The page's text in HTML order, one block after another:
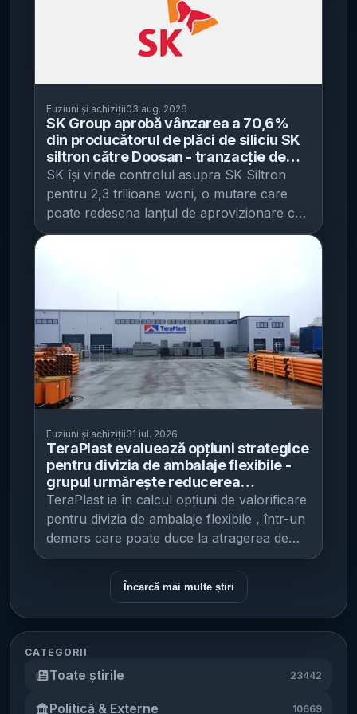
Wilson, este cunoscută pentru titluri
precum „The Sims”, „Battlefield” și seria
infrastructurii și resurselor celor două
companii. Integrarea urmărește extinderea
acoperirii naționale și creșterea eficienței
spun că vor comunica pe parcurs
calendarul de integrare și eventualele
modificări pentru clienți, pe măsură ce
procesul avansează. Ce aduc în „noua
companie” cele două rețele Sameday
operează în România, Ungaria și Bulgaria și
oferă livrare door-to-door, plus livrare
de angajați și parteneri, alături de o
infrastructură digitală integrată. Cargus, cu
peste 30 de ani pe piața locală, are peste
2.600 de angajați și colaboratori și
operează atât livrări la domiciliu, cât și
servicii out-of-home (livrare în afara
peste 2.000 de puncte la nivel național
(puncte partenere și lockere). Compania
operează cinci centre naționale de sortare,
două depozite gateway și 36 de depozite în
România, precum și un hub transfrontalier
în Polonia pentru curierat internațional.[...]
Unirea a raportat o pierdere netă de 236,7
milioane de lei, cu 18% peste nivelul din
2024. Compania este pe pierdere începând
bilanț, datoriile totale au ajuns la 1,8
miliarde de lei în 2025, în creștere cu 8%
față de 2024. La nivel operațional,
compania a avut un număr mediu de 3.787
de salariați în 2025, cu 16 mai mulți decât în
anul anterior. Consolidare prin fuziuni
intragrup înainte de vânzare În paralel cu
pregătirea tranzacției, Centrul Medical
Unirea a trecut printr-un proces de
mamă. La 31 decembrie 2023, ora 23:59, au
produs efecte juridice și contabile fuziunea
prin absorbție dintre Centrul Medical
Unirea (societate absorbantă) și opt firme
din grup: Biostandard 2007 Biostandard
Centrul Medical Bucovina Clinica Someșan
Diamed Serv Endodigest Medvil PST
Policlinica CMB Societățile absorbite au
fost dizolvate fără lichidare și radiate din
Registrul Comerțului, iar Centrul Medical
Unirea a preluat toate activele și pasivele
acestora. Un proces similar a avut loc la 31
decembrie 2022, ora 23:59, când Centrul
Medical Unirea a absorbit nouă societăți din
rețeaua privată Regina Maria (la care era
unic asociat) și RM Healthcare
Investments, care deținuse compania.
mai mare fuziune intragrup din medicina
privată în 2022. În documentele de fuziune
International (RBI) a trecut de nivelul minim
necesar pentru a prelua controlul, însă
tranzacția nu este încă „închisă” din punct
lansată la 14 mai 2026, vizează preluarea
controlului Addiko Bank în baza Legii
austriece privind ofertele publice de
preluare și era condiționată de obținerea
acceptării pentru mai mult de 55% din
acțiuni. Până la termenul limită din 29 iulie
2026, RBI a obținut acceptări pentru
56,16% din titluri. Ce urmează: condiții până
în 14 mai 2027 și o „fereastră” pentru
că închiderea ofertei depinde de
îndeplinirea unor condiții până la 14 mai
2027. Dacă acestea sunt îndeplinite, RBI va
deține peste 55% din capitalul social al
Addiko. Pentru acționarii care nu au
acceptat oferta, există o perioadă de grație
până pe 3 noiembrie 2026 pentru a o face.
Evaluare și aprobări de reglementare
Tranzacția evaluează Addiko la 517
milioane de euro (aprox. 2,6 miliarde lei) și
trebuie aprobată de autoritățile de
reglementare, un pas care poate influența
calendarul și condițiile finale ale preluării.
Context: originea Addiko și expansiunea în
sud-estul Europei Addiko a fost creată ca
„bancă viabilă” după salvarea din 2009 a
Hypo Alpe Adria Bank, intervenție care,
potrivit aceleiași surse, a costat
contribuabilii 5,5 miliarde de euro (aprox.
27,5 miliarde lei). Ulterior, banca s-a extins
Fuziuni și achiziții03 aug. 2026
SK Group aprobă vânzarea a 70,6%
din producătorul de plăci de siliciu SK
siltron către Doosan - tranzacție de
circa 2,3 trilioane woni, cu posibila
preluare și a restului de 29,4%
SK își vinde controlul asupra SK Siltron
pentru 2,3 trilioane woni, o mutare care
poate redesena lanțul de aprovizionare cu
plăci de siliciu de 300 mm. Potrivit IT之家 ,
de wafer-e (plăci de siliciu) SK Siltron către
Doosan Group , într-o tranzacție evaluată
la aproximativ 2,3 trilioane woni. SK Siltron
are a treia cea mai mare cotă pe piața
globală a wafer-elor de siliciu de 12 inch
(300 mm), un segment critic pentru
Compania a intrat în portofoliul SK în 2017.
Structura tranzacției și ce se știe despre
preț Pachetul aprobat la vânzare este de
70,6%. Restul de 29,4% este deținut
personal de președintele SK Group, Choi
Tae-won, iar publicația notează că Doosan
ar urma să cumpere și aceste acțiuni
(informație prezentată ca așteptare, nu ca
decizie finală). Conform aceleiași surse, SK
a explicat în informările publice că
transferul de acțiuni urmărește „strângerea
de fonduri pentru a consolida soliditatea
financiară și a asigura motoare de creștere
legate de performanță IT之家 menționează
Fuziuni și achiziții31 iul. 2026
TeraPlast evaluează opțiuni strategice
pentru divizia de ambalaje flexibile -
grupul urmărește reducerea
îndatorării și diversificarea bazei de
capital
TeraPlast ia în calcul opțiuni de valorificare
pentru divizia de ambalaje flexibile , într-un
demers care poate duce la atragerea de
capital și la reducerea gradului de
îndatorare, dar care este, deocamdată,
într-o fază incipientă, potrivit Economedia .
Grupul spune că intenționează să
demareze un proces de „explorare și
evaluare a unor opțiuni strategice” pentru
active care nu fac parte din activitatea de
ambalaje flexibile. În practică, astfel de
Încarcă mai multe știri
CATEGORII
Toate știrile 23442
Politică & Externe 10669